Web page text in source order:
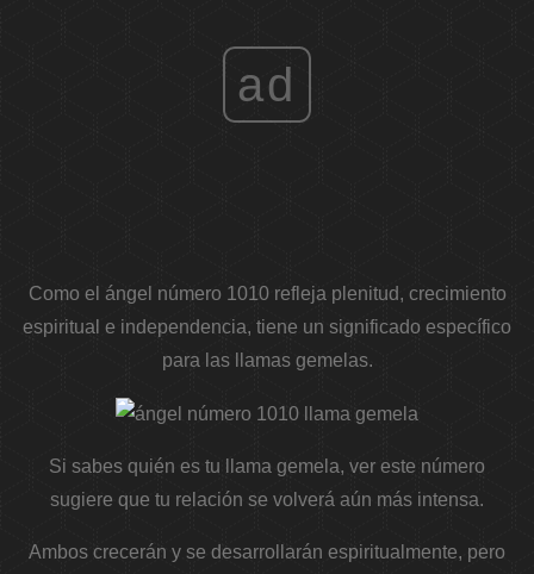
ad
Como el ángel número 1010 refleja plenitud, crecimiento
espiritual e independencia, tiene un significado específico
para las llamas gemelas.
Si sabes quién es tu llama gemela, ver este número
sugiere que tu relación se volverá aún más intensa.
Ambos crecerán y se desarrollarán espiritualmente, pero